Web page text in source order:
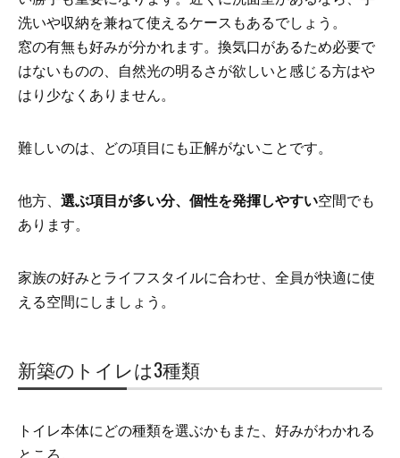
洗いや収納を兼ねて使えるケースもあるでしょう。
窓の有無も好みが分かれます。換気口があるため必要で
はないものの、自然光の明るさが欲しいと感じる方はや
はり少なくありません。
難しいのは、どの項目にも正解がないことです。
他方、 選ぶ項目が多い分、個性を発揮しやすい空間でも
あります。
家族の好みとライフスタイルに合わせ、全員が快適に使
える空間にしましょう。
新築のトイレは3種類
トイレ本体にどの種類を選ぶかもまた、好みがわかれる